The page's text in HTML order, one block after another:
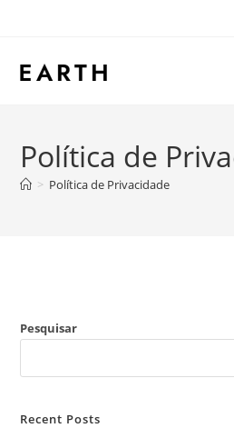
Política de
> Política de Privacidade
Pesquisar
Recent Posts